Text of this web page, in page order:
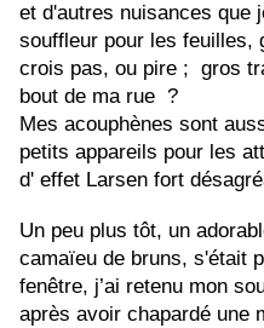
et d'autres nuisances
souffleur pour les feuilles,
crois pas, ou pire ;  gros
bout de ma rue  ?
Mes acouphènes sont
petits appareils pour les
d' effet Larsen fort
Un peu plus tôt, un
camaïeu de bruns, s'était
fenêtre, j’ai retenu mon
après avoir chapardé une